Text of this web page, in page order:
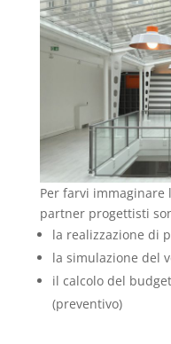
Per farvi
partner progettisti
la realizzazione di
la simulazione del
il calcolo del
(preventivo)